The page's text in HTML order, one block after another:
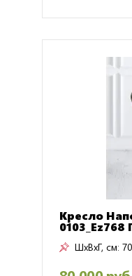
Кресло
ШxВxГ, см: